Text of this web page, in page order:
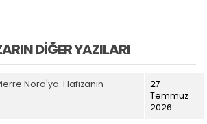
DIĞER YAZILARI
Nora'ya: Hafızanın
27
Temmuz
2026